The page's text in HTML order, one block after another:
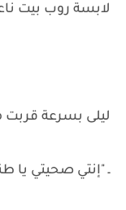
لابسة روب بيت
ليلى بسرعة قربت
ـ "إنتي صحيتي يا